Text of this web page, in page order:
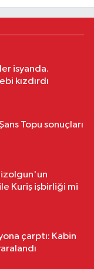
isyanda.
kızdırdı
Topu sonuçları
Kuriş işbirliği mi
çarptı: Kabin